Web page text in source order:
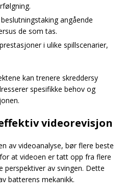
angående
de som tas.
i ulike spillscenarier,
kan trenere skreddersy
spesifikke behov og
videorevisjon
av videoanalyse, bør flere beste
at videoen er tatt opp fra flere
perspektiver av svingen. Dette
batterens mekanikk.